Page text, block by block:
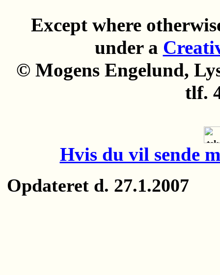
Except where
under a
© Mogens Engelund,
tlf.
Hvis du vil sende
Opdateret d. 27.1.2007